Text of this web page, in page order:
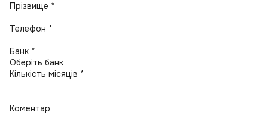
Прізвище *
Телефон *
Банк *
Кількість місяців *
Коментар